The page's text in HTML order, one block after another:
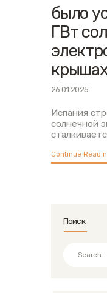
было
ГВт
26.01.2025
Испания
солнечной
Continue
Поиск